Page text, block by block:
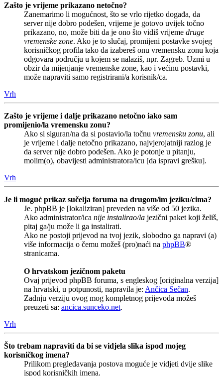
Zašto je vrijeme prikazano netočno?
Zanemarimo li mogućnost, što se vrlo rijetko događa, da
server nije dobro podešen, vrijeme je gotovo uvijek točno
prikazano, no, može biti da je ono što vidiš vrijeme druge
vremenske zone. Ako je to slučaj, promijeni postavke svojeg
korisničkog profila tako da izabereš onu vremensku zonu koja
odgovara području u kojem se nalaziš, npr. Zagreb. Uzmi u
obzir da mijenjanje vremenske zone, kao i većinu postavki,
može napraviti samo registrirani/a korisnik/ca.
Vrh
Zašto je vrijeme i dalje prikazano netočno iako sam
promijenio/la vremensku zonu?
Ako si siguran/na da si postavio/la točnu vremensku zonu, ali
je vrijeme i dalje netočno prikazano, najvjerojatniji razlog je
da server nije dobro podešen. Ako je potonje u pitanju,
molim(o), obavijesti administratora/icu [da ispravi grešku].
Vrh
Je li moguć prikaz sučelja foruma na drugom/im jeziku/cima?
Je. phpBB je [lokaliziran] preveden na više od 50 jezika.
Ako administrator/ica nije instalirao/la jezični paket koji želiš,
pitaj ga/ju može li ga instalirati.
Ako ne postoji prijevod na tvoj jezik, slobodno ga napravi (a)
više informacija o čemu možeš (pro)naći na phpBB®
stranicama.
O hrvatskom jezičnom paketu
Ovaj prijevod phpBB foruma, s engleskog [originalna verzija]
na hrvatski, u potpunosti, napravila je: Ančica Sečan.
Zadnju verziju ovog mog kompletnog prijevoda možeš
preuzeti sa: ancica.sunceko.net.
Vrh
Što trebam napraviti da bi se vidjela slika ispod mojeg
korisničkog imena?
Prilikom pregledavanja postova moguće je vidjeti dvije slike
ispod korisničkih imena.